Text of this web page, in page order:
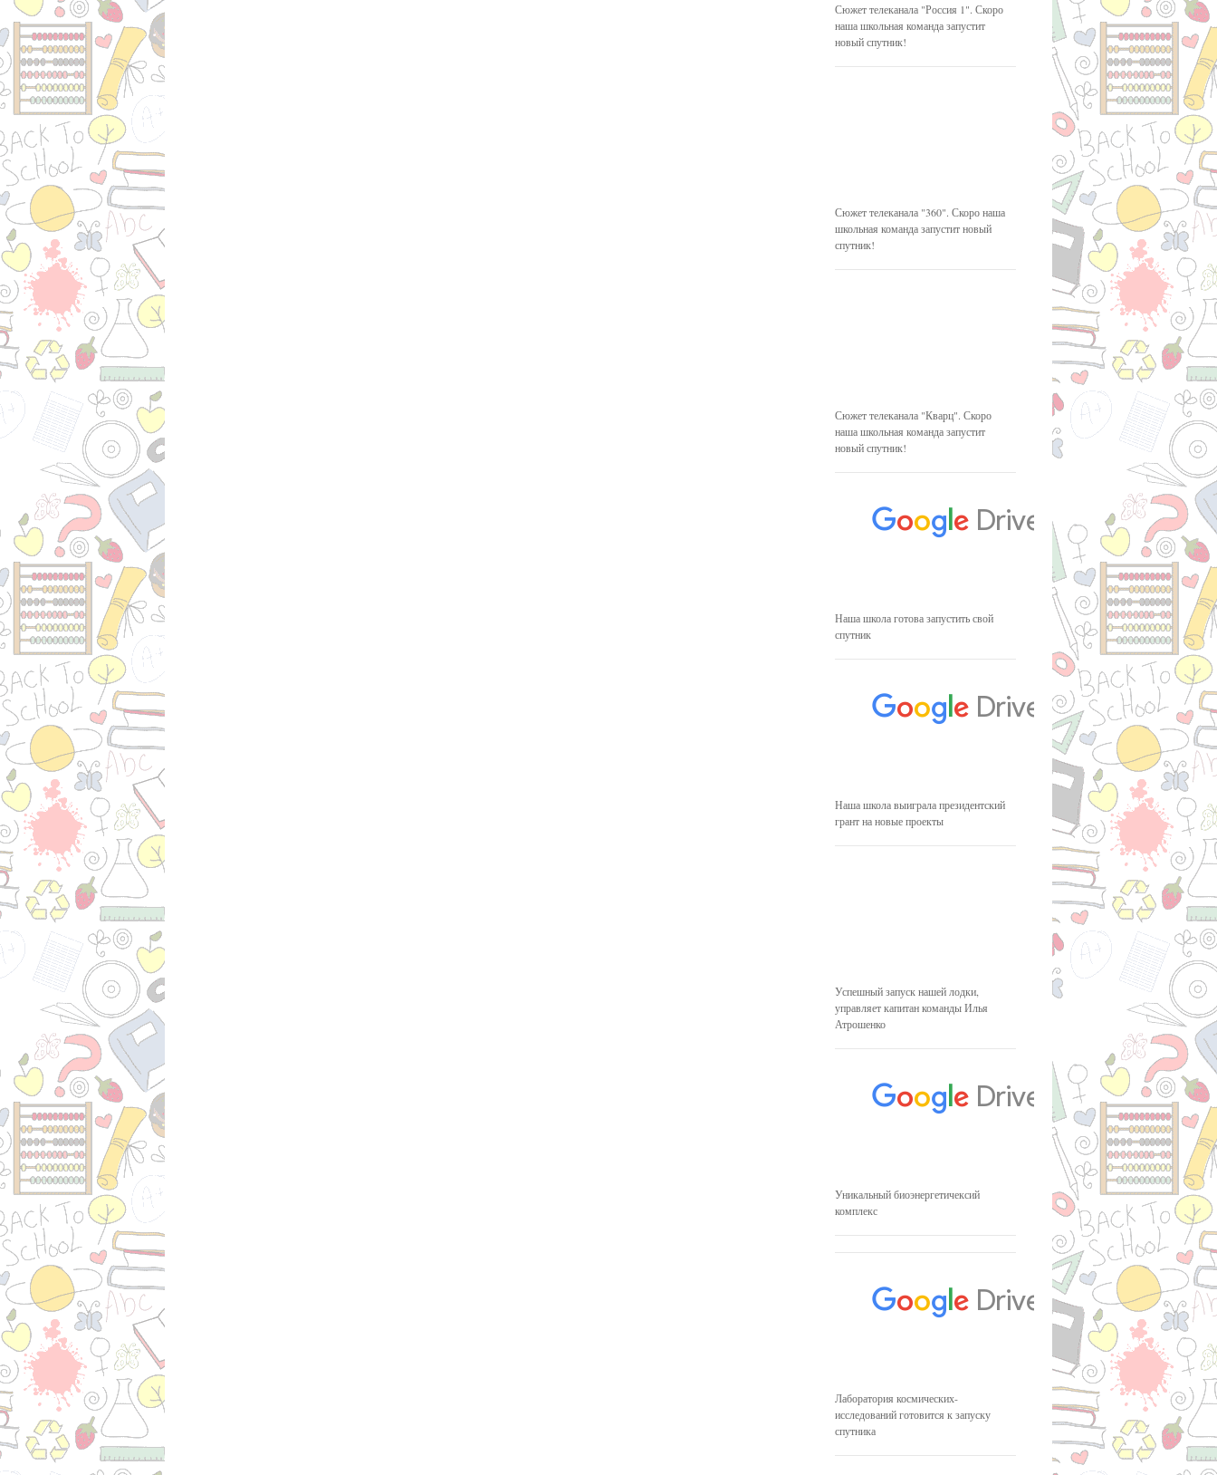
Сюжет телеканала "Россия 1". Скоро
наша школьная команда запустит
новый спутник!
Сюжет телеканала "360". Скоро наша
школьная команда запустит новый
спутник!
Сюжет телеканала "Кварц". Скоро
наша школьная команда запустит
новый спутник!
Наша школа готова запустить свой
спутник
Наша школа выиграла президентский
грант на новые проекты
Успешный запуск нашей лодки,
управляет капитан команды Илья
Атрошенко
Уникальный биоэнергетичексий
комплекс
Лаборатория космических-
исследований готовится к запуску
спутника